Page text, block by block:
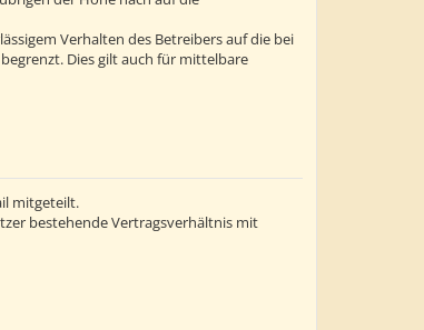
Verhalten des Betreibers auf die bei
Dies gilt auch für mittelbare
mitgeteilt.
bestehende Vertragsverhältnis mit